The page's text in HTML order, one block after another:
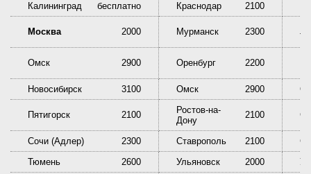
Калининград
бесплатно Краснодар 2100
Москва 2000 Мурманск 2300
Омск 2900 Оренбург 2200
Новосибирск 3100 Омск 2900
Пятигорск 2100
Ростов-на-
Дону
2100
Сочи (Адлер) 2300 Ставрополь 2100
Тюмень
2600 Ульяновск 2000